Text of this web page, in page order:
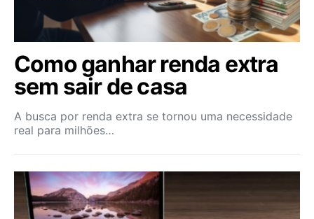
Como ganhar renda extra
sem sair de casa
A busca por renda extra se tornou uma necessidade
real para milhões…